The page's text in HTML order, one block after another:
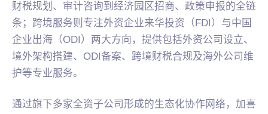
财税规划、审计咨询到经济园区招商、政策申报的全链
条；跨境服务则专注外资企业来华投资（FDI）与中国
企业出海（ODI）两大方向，提供包括外资公司设立、
境外架构搭建、ODI备案、跨境财税合规及海外公司维
护等专业服务。
通过旗下多家全资子公司形成的生态化协作网络，加喜